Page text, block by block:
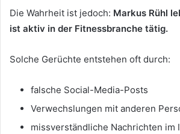
Die Wahrheit ist jedoch: Markus Rühl
ist aktiv in der Fitnessbranche tätig.
Solche Gerüchte entstehen oft durch:
falsche Social-Media-Posts
Verwechslungen mit anderen
missverständliche Nachrichten im